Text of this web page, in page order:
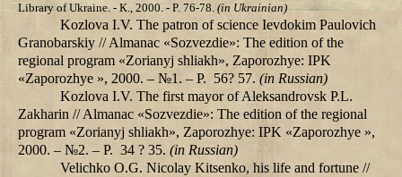
Library of Ukraine. - К., 2000. - P. 76-78. (in Ukrainian)
Kozlova I.V. The patron of science Ievdokim Paulovich
Granobarskiy // Almanac «Sozvezdie»: The edition of the
regional program «Zorianyj shliakh», Zaporozhye: IPK
«Zaporozhye », 2000. – №1. – P. 56? 57. (in Russian)
Kozlova I.V. The first mayor of Aleksandrovsk P.L.
Zakharin // Almanac «Sozvezdie»: The edition of the regional
program «Zorianyj shliakh», Zaporozhye: IPK «Zaporozhye »,
2000. – №2. – P. 34 ? 35. (in Russian)
Velichko О.G. Nicolay Kitsenko, his life and fortune //